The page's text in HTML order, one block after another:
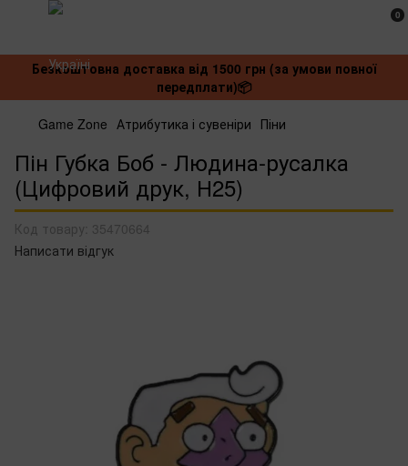
0
Безкоштовна доставка від 1500 грн (за умови повної
передплати)📦
Game Zone Атрибутика і сувеніри Піни
Пін Губка Боб - Людина-русалка
(Цифровий друк, Н25)
Код товару: 35470664
Написати відгук